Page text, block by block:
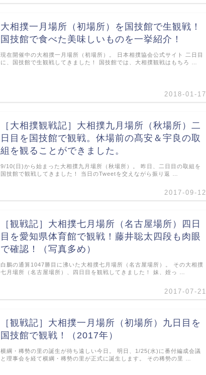
大相撲一月場所（初場所）を国技館で生観戦！
国技館で食べた美味しいものを一挙紹介！
2018-01-17
現在開催中の大相撲一月場所（初場所）。 日本相撲協会公式サイト 二日目
に、国技館で生観戦してきました！ 国技館では、大相撲観戦はもちろ …
［大相撲観戦記］大相撲九月場所（秋場所）二
日目を国技館で観戦。休場前の髙安＆宇良の取
組を観ることができました。
2017-09-12
9/10(日)から始まった大相撲九月場所（秋場所）。 昨日、二日目の取組を
国技館で観戦してきました！ 当日のTweetを交えながら振り返 …
［観戦記］大相撲七月場所（名古屋場所）四日
目を愛知県体育館で観戦！藤井聡太四段も肉眼
で確認！（写真多め）
2017-07-21
白鵬の通算1047勝目に沸いた大相撲七月場所（名古屋場所）。 その大相撲
七月場所（名古屋場所）、四日目を観戦してきました！ 妹、姪っ …
［観戦記］大相撲一月場所（初場所）九日目を
国技館で観戦！（2017年）
横綱・稀勢の里の誕生が待ち遠しい今日。 明日、1/25(水)に番付編成会議
と理事会を経て横綱・稀勢の里が正式に誕生します。 その稀勢の里 …